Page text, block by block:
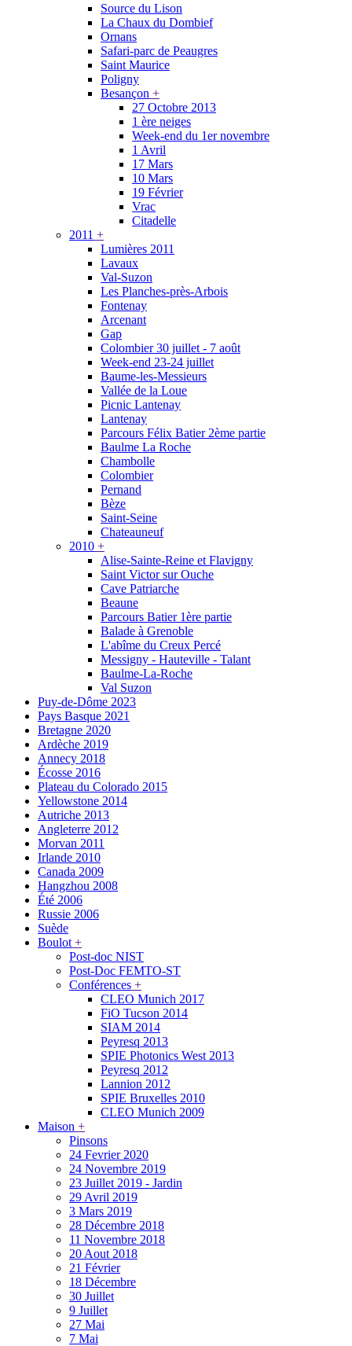
Source du Lison
La Chaux du Dombief
Ornans
Safari-parc de Peaugres
Saint Maurice
Poligny
Besançon +
27 Octobre 2013
1 ère neiges
Week-end du 1er novembre
1 Avril
17 Mars
10 Mars
19 Février
Vrac
Citadelle
2011 +
Lumières 2011
Lavaux
Val-Suzon
Les Planches-près-Arbois
Fontenay
Arcenant
Gap
Colombier 30 juillet - 7 août
Week-end 23-24 juillet
Baume-les-Messieurs
Vallée de la Loue
Picnic Lantenay
Lantenay
Parcours Félix Batier 2ème partie
Baulme La Roche
Chambolle
Colombier
Pernand
Bèze
Saint-Seine
Chateauneuf
2010 +
Alise-Sainte-Reine et Flavigny
Saint Victor sur Ouche
Cave Patriarche
Beaune
Parcours Batier 1ère partie
Balade à Grenoble
L'abîme du Creux Percé
Messigny - Hauteville - Talant
Baulme-La-Roche
Val Suzon
Puy-de-Dôme 2023
Pays Basque 2021
Bretagne 2020
Ardèche 2019
Annecy 2018
Écosse 2016
Plateau du Colorado 2015
Yellowstone 2014
Autriche 2013
Angleterre 2012
Morvan 2011
Irlande 2010
Canada 2009
Hangzhou 2008
Été 2006
Russie 2006
Suède
Boulot +
Post-doc NIST
Post-Doc FEMTO-ST
Conférences +
CLEO Munich 2017
FiO Tucson 2014
SIAM 2014
Peyresq 2013
SPIE Photonics West 2013
Peyresq 2012
Lannion 2012
SPIE Bruxelles 2010
CLEO Munich 2009
Maison +
Pinsons
24 Fevrier 2020
24 Novembre 2019
23 Juillet 2019 - Jardin
29 Avril 2019
3 Mars 2019
28 Décembre 2018
11 Novembre 2018
20 Aout 2018
21 Février
18 Décembre
30 Juillet
9 Juillet
27 Mai
7 Mai